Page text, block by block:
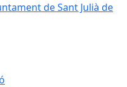
de Sant Julià de